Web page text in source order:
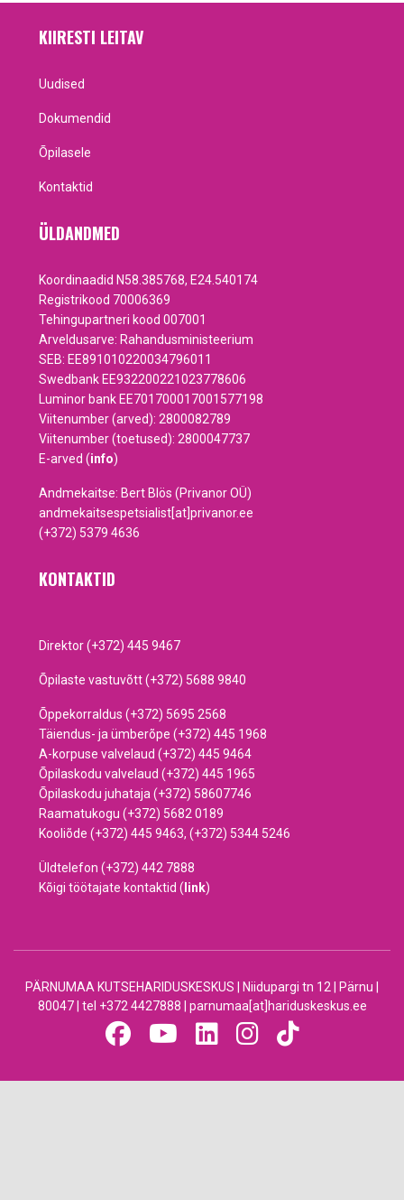
KIIRESTI LEITAV
Uudised
Dokumendid
Õpilasele
Kontaktid
ÜLDANDMED
Koordinaadid N58.385768, E24.540174
Registrikood 70006369
Tehingupartneri kood 007001
Arveldusarve: Rahandusministeerium
SEB: EE891010220034796011
Swedbank EE932200221023778606
Luminor bank EE701700017001577198
Viitenumber (arved): 2800082789
Viitenumber (toetused): 2800047737
E-arved (info)
Andmekaitse: Bert Blös (Privanor OÜ)
andmekaitsespetsialist[at]privanor.ee
(+372) 5379 4636
KONTAKTID
Direktor (+372) 445 9467
Õpilaste vastuvõtt (+372) 5688 9840
Õppekorraldus (+372) 5695 2568
Täiendus- ja ümberõpe (+372) 445 1968
A-korpuse valvelaud (+372) 445 9464
Õpilaskodu valvelaud (+372) 445 1965
Õpilaskodu juhataja (+372) 58607746
Raamatukogu (+372) 5682 0189
Kooliõde (+372) 445 9463, (+372) 5344 5246
Üldtelefon (+372) 442 7888
Kõigi töötajate kontaktid ( link)
PÄRNUMAA KUTSEHARIDUSKESKUS | Niidupargi tn 12 | Pärnu |
80047 | tel +372 4427888 | parnumaa[at]hariduskeskus.ee